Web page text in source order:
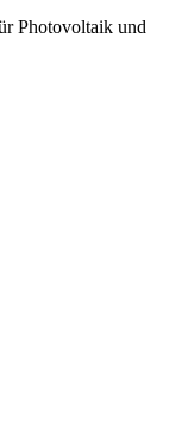
Photovoltaik und